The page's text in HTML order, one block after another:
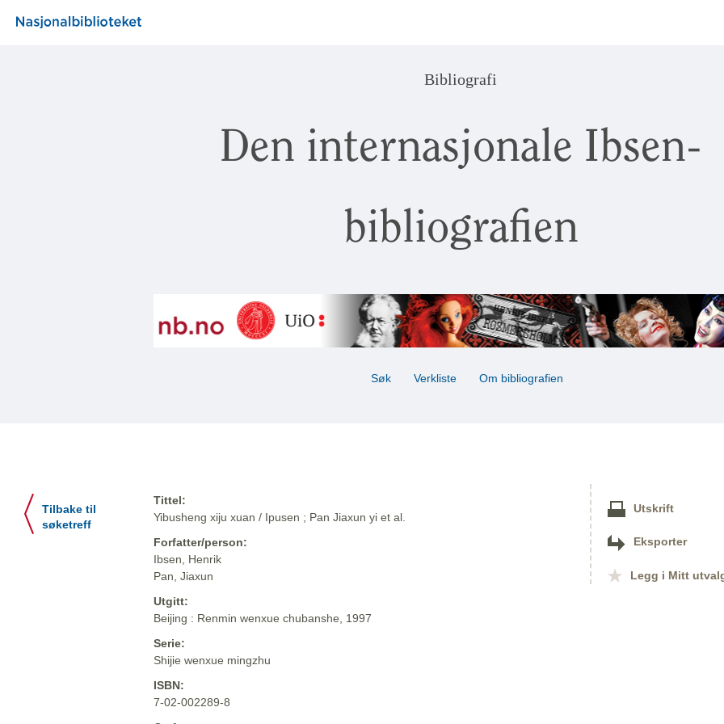
Bibliografi
Den internasjonale Ibsen-
bibliografien
Søk Verkliste Om bibliografien
Tilbake til
søketreff
Tittel:
Yibusheng xiju xuan / Ipusen ; Pan Jiaxun yi et al.
Forfatter/person:
Ibsen, Henrik
Pan, Jiaxun
Utgitt:
Beijing : Renmin wenxue chubanshe, 1997
Serie:
Shijie wenxue mingzhu
ISBN:
7-02-002289-8
Utskrift
Eksporter
Legg i Mitt